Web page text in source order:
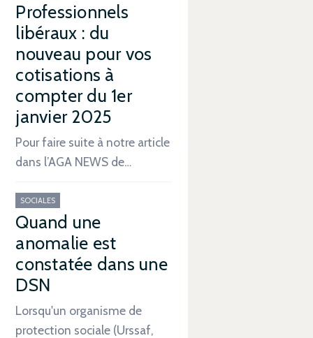
Professionnels
libéraux : du
nouveau pour vos
cotisations à
compter du 1er
janvier 2025
Pour faire suite à notre article
dans l’AGA NEWS de…
SOCIALES
Quand une
anomalie est
constatée dans une
DSN
Lorsqu'un organisme de
protection sociale (Urssaf,